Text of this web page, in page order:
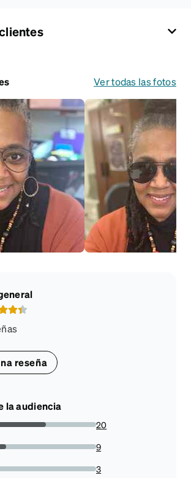
Ver todas las fotos
reseña
la audiencia
20
9
3